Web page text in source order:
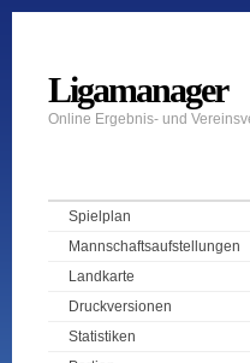
Ligamanager
Online Ergebnis- und
Spielplan
Mannschaftsaufstellungen
Landkarte
Druckversionen
Statistiken